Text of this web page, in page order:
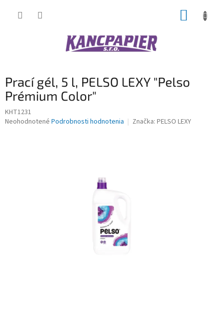
Prací gél, 5 l, PELSO LEXY "Pelso
Prémium Color"
KHT1231
Priemerné
Neohodnotené Podrobnosti hodnotenia Značka: PELSO LEXY